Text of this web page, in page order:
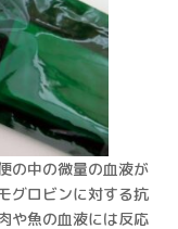
の中の微量の血液が
グロビンに対する抗
や魚の血液には反応